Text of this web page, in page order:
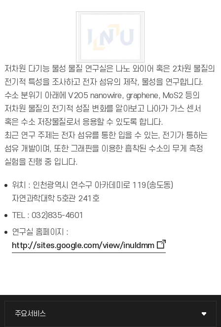
저차원 다기능 물성 물질 연구실은 나노 와이어 혹은 2차원 물질의
전기적 특성을 조사하고 전자 섬유의 제작, 물성을 연구합니다.
수소 분위기 아래에 V2O5 nanowire, graphene, MoS2 등의
저차원 물질의 전기적 성질 변화를 알아보고 나아가 가스 센서
혹은 수소 저장물질로서 응용할 수 있도록 합니다.
최근 연구 주제는 전자 섬유를 통한 입을 수 있는, 전기가 통하는
섬유 개발이며, 또한 그래핀을 이용한 흡착된 수소의 무게 측정
실험을 진행 중 입니다.
위치 : 인천광역시 연수구 아카데미로 119(송도동)
자연과학대학 5호관 241호
TEL : 032)835-4601
연구실 홈페이지 :
http://sites.google.com/view/inuldmm
주요서비스
주요서비스